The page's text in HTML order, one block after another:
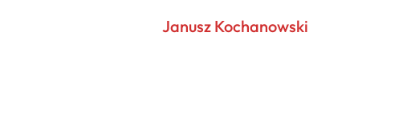
Janusz Kochanowski